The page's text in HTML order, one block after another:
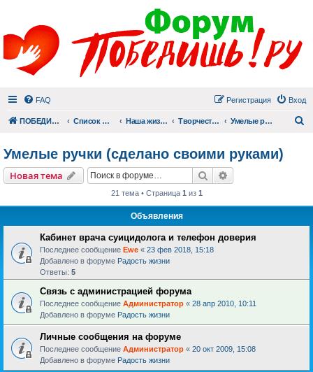
FAQ Вход
Регистрация
ПОБЕДИШЬ.РУ Список форумов Наша жизнь (не всё же о суициде!) Творчество Умелые ручки (сделано своими руками)
Умелые ручки (сделано своими руками)
Новая тема Поиск
21 тема • Страница 1 из 1
Объявления
Кабинет врача суицидолога и телефон доверия
Последнее сообщение Ewe « 23 фев 2018, 15:18
Добавлено в форуме Радость жизни
Ответы: 5
Связь с администрацией форума
Последнее сообщение Администратор « 28 апр 2010, 10:11
Добавлено в форуме Радость жизни
Личные сообщения на форуме
Последнее сообщение Администратор « 20 окт 2009, 15:08
Добавлено в форуме Радость жизни